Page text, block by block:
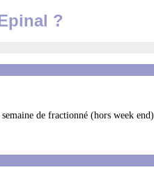
?
de fractionné (hors week end).